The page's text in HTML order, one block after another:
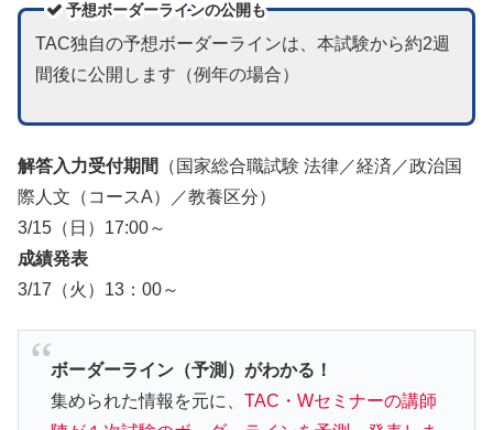
予想ボーダーラインの公開も
TAC独自の予想ボーダーラインは、本試験から約2週
間後に公開します（例年の場合）
解答入力受付期間
（国家総合職試験 法律／経済／政治国
際人文（コースA）／教養区分）
3/15（日）17:00～
成績発表
3/17（火）13：00～
ボーダーライン（予測）がわかる！
集められた情報を元に、 TAC・Wセミナーの講師